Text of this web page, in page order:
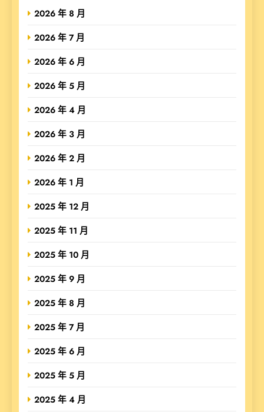
2026 年 8 月
2026 年 7 月
2026 年 6 月
2026 年 5 月
2026 年 4 月
2026 年 3 月
2026 年 2 月
2026 年 1 月
2025 年 12 月
2025 年 11 月
2025 年 10 月
2025 年 9 月
2025 年 8 月
2025 年 7 月
2025 年 6 月
2025 年 5 月
2025 年 4 月